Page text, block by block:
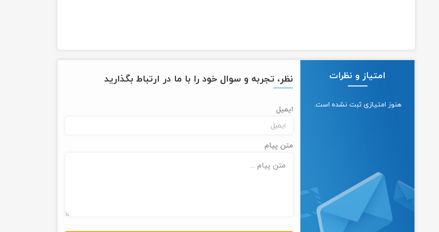
امتیاز و نظرات
هنوز امتیازی ثبت نشده است.
نظر، تجربه و سوال خود را با ما در ارتباط بگذارید
ایمیل
متن پیام